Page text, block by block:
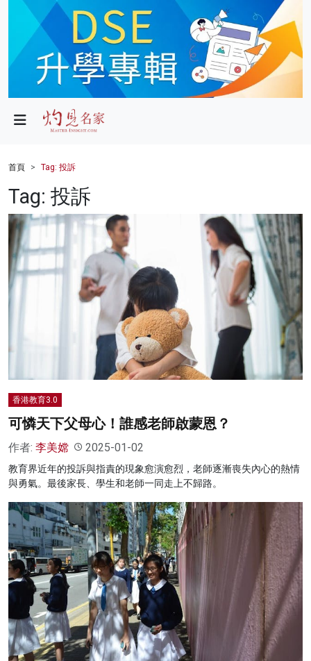
政局
財經
健康
商業
科技
首頁 Tag: 投訴
Tag: 投訴
香港教育3.0
可憐天下父母心！誰感老師啟蒙恩？
作者: 李美嫦 2025-01-02
教育界近年的投訴與指責的現象愈演愈烈，老師逐漸喪失內心的熱情
與勇氣。最後家長、學生和老師一同走上不歸路。